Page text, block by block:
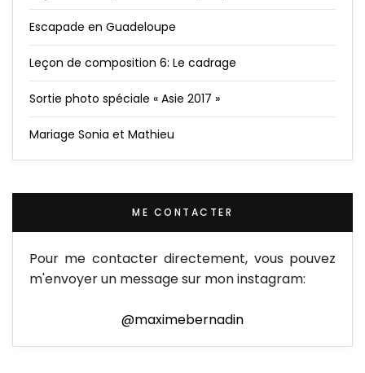
Escapade en Guadeloupe
Leçon de composition 6: Le cadrage
Sortie photo spéciale « Asie 2017 »
Mariage Sonia et Mathieu
ME CONTACTER
Pour me contacter directement, vous pouvez
m'envoyer un message sur mon instagram:
@maximebernadin